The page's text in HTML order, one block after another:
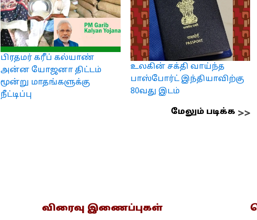
பிரதமர் கரீப் கல்யாண்
அன்ன யோஜனா திட்டம்
மூன்று மாதங்களுக்கு
நீட்டிப்பு
உலகின் சக்தி வாய்ந்த
பாஸ்போர்ட் இந்தியாவிற்கு
80வது இடம்
மேலும் படிக்க
விரைவு இணைப்புகள்